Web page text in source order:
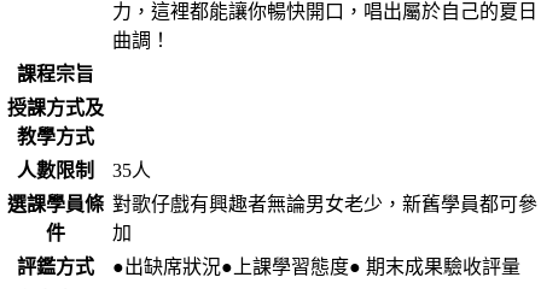
力，這裡都能讓你暢快開口，唱出屬於自己的夏日
曲調！
課程宗旨
授課方式及
教學方式
人數限制
35人
選課學員條
件
對歌仔戲有興趣者無論男女老少，新舊學員都可參
加
評鑑方式
●出缺席狀況●上課學習態度● 期末成果驗收評量